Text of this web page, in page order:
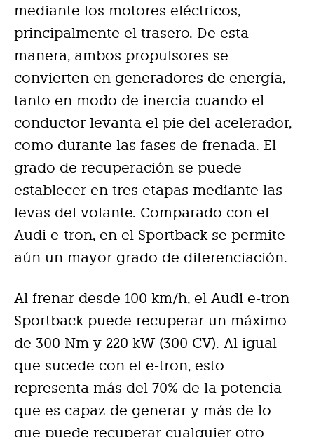
mediante los motores eléctricos,
principalmente el trasero. De esta
manera, ambos propulsores se
convierten en generadores de energía,
tanto en modo de inercia cuando el
conductor levanta el pie del acelerador,
como durante las fases de frenada. El
grado de recuperación se puede
establecer en tres etapas mediante las
levas del volante. Comparado con el
Audi e-tron, en el Sportback se permite
aún un mayor grado de diferenciación.
Al frenar desde 100 km/h, el Audi e-tron
Sportback puede recuperar un máximo
de 300 Nm y 220 kW (300 CV). Al igual
que sucede con el e-tron, esto
representa más del 70% de la potencia
que es capaz de generar y más de lo
que puede recuperar cualquier otro